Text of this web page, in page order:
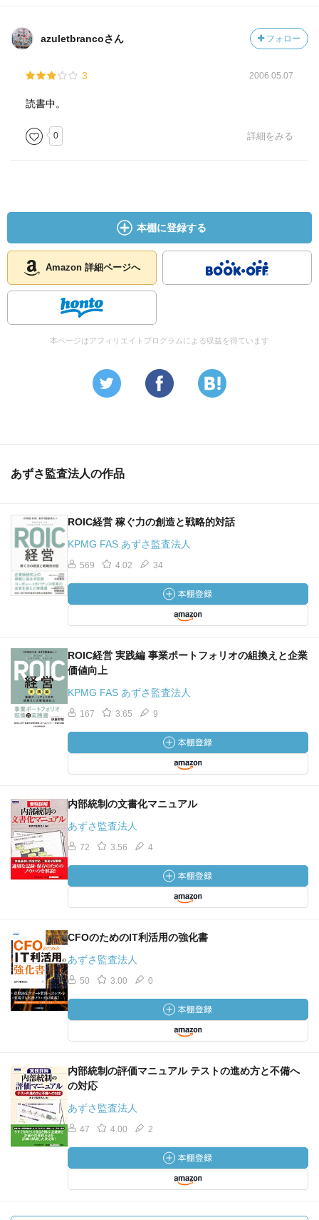
azuletbrancoさん フォロー
3 2006.05.07
読書中。
0 詳細をみる
本棚に登録する
Amazon 詳細ページへ
本ページはアフィリエイトプログラムによる収益を得ています
あずさ監査法人の作品
ROIC経営 稼ぐ力の創造と戦略的対話
KPMG FAS あずさ監査法人
569 4.02 34
ROIC経営 実践編 事業ポートフォリオの組換えと企業
価値向上
KPMG FAS あずさ監査法人
167 3.65 9
内部統制の文書化マニュアル
あずさ監査法人
72 3.56 4
CFOのためのIT利活用の強化書
あずさ監査法人
50 3.00 0
内部統制の評価マニュアル テストの進め方と不備へ
の対応
あずさ監査法人
47 4.00 2